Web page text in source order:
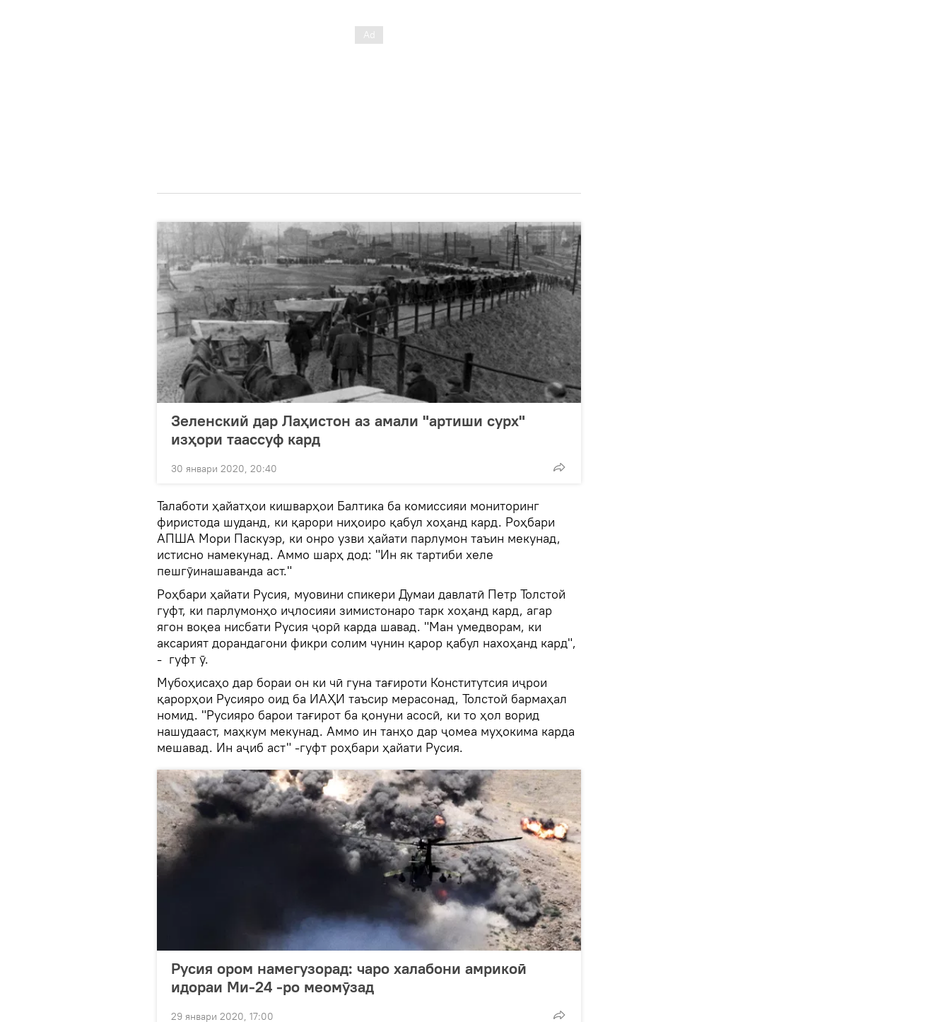
Зеленский дар Лаҳистон аз амали "артиши сурх"
изҳори таассуф кард
30 январи 2020, 20:40
Талаботи ҳайатҳои кишварҳои Балтика ба комиссияи мониторинг
фиристода шуданд, ки қарори ниҳоиро қабул хоҳанд кард. Роҳбари
АПША Мори Паскуэр, ки онро узви ҳайати парлумон таъин мекунад,
истисно намекунад. Аммо шарҳ дод: "Ин як тартиби хеле
пешгӯинашаванда аст."
Роҳбари ҳайати Русия, муовини спикери Думаи давлатӣ Петр Толстой
гуфт, ки парлумонҳо иҷлосияи зимистонаро тарк хоҳанд кард, агар
ягон воқеа нисбати Русия ҷорӣ карда шавад. "Ман умедворам, ки
аксарият дорандагони фикри солим чунин қарор қабул нахоҳанд кард",
- гуфт ӯ.
Мубоҳисаҳо дар бораи он ки чӣ гуна тағироти Конститутсия иҷрои
қарорҳои Русияро оид ба ИАҲИ таъсир мерасонад, Толстой бармаҳал
номид. "Русияро барои тағирот ба қонуни асосӣ, ки то ҳол ворид
нашудааст, маҳкум мекунад. Аммо ин танҳо дар ҷомеа муҳокима карда
мешавад. Ин аҷиб аст" -гуфт роҳбари ҳайати Русия.
Русия ором намегузорад: чаро халабони амрикоӣ
идораи Ми-24 -ро меомӯзад
29 январи 2020, 17:00